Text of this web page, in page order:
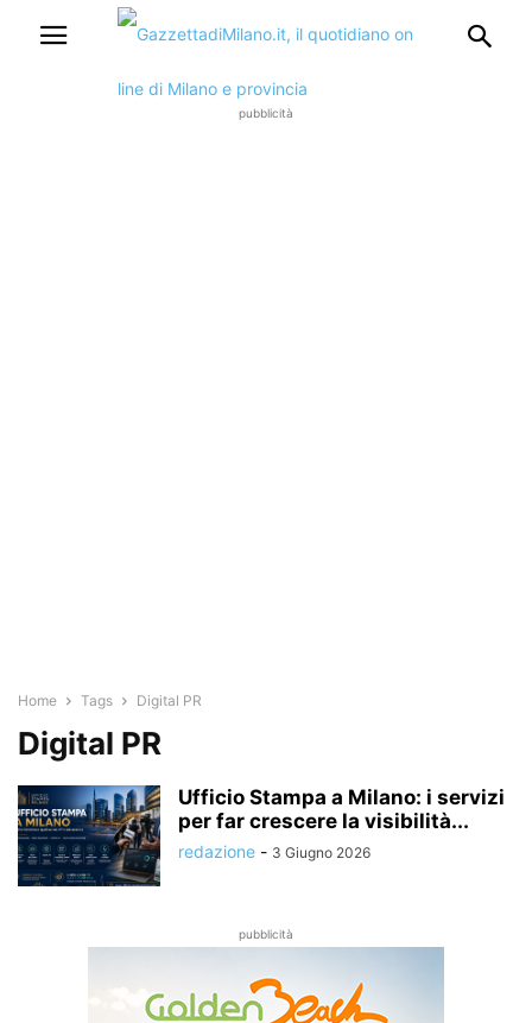
pubblicità
Home Tags Digital PR
Digital PR
Ufficio Stampa a Milano: i servizi
per far crescere la visibilità...
redazione - 3 Giugno 2026
pubblicità